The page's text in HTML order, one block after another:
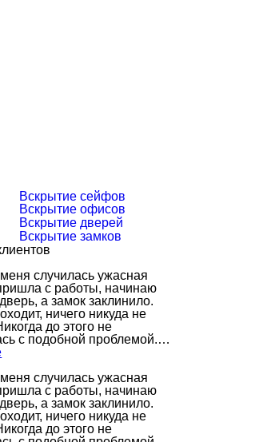
Вскрытие сейфов
Вскрытие офисов
Вскрытие дверей
Вскрытие замков
случилась ужасная
с работы, начинаю
а замок заклинило.
ничего никуда не
до этого не
с подобной проблемой.…
случилась ужасная
с работы, начинаю
а замок заклинило.
ничего никуда не
до этого не